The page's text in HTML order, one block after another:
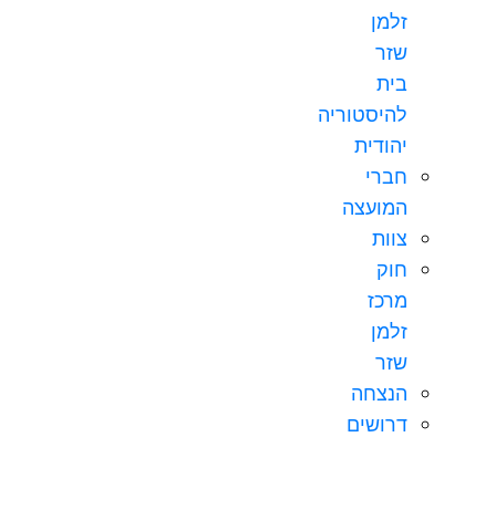
זלמן
שזר
בית
להיסטוריה
יהודית
חברי
המועצה
צוות
חוק
מרכז
זלמן
שזר
הנצחה
דרושים